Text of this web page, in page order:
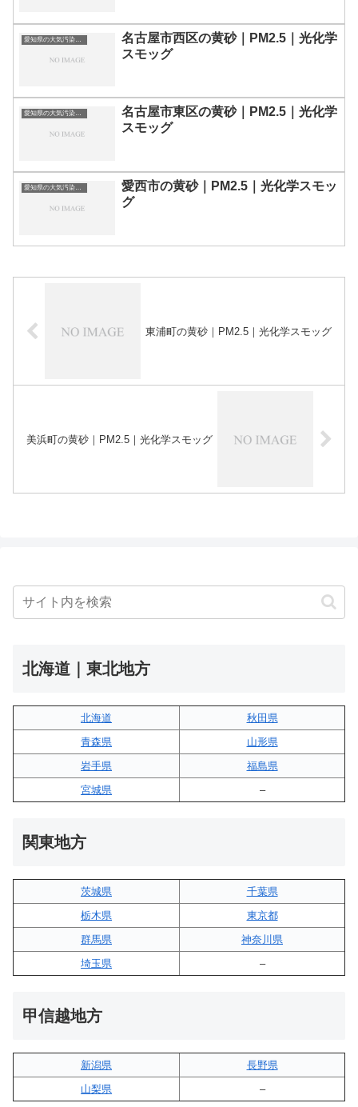
愛知県の大気汚染・PM2.5・黄砂・エアロゾルの数値
名古屋市西区の黄砂｜PM2.5｜光化学
スモッグ
愛知県の大気汚染・PM2.5・黄砂・エアロゾルの数値
名古屋市東区の黄砂｜PM2.5｜光化学
スモッグ
愛知県の大気汚染・PM2.5・黄砂・エアロゾルの数値
愛西市の黄砂｜PM2.5｜光化学スモッ
グ
東浦町の黄砂｜PM2.5｜光化学スモッグ
美浜町の黄砂｜PM2.5｜光化学スモッグ
北海道｜東北地方
北海道
秋田県
青森県
山形県
岩手県
福島県
宮城県
–
関東地方
茨城県
千葉県
栃木県
東京都
群馬県
神奈川県
埼玉県
–
甲信越地方
新潟県
長野県
山梨県
–